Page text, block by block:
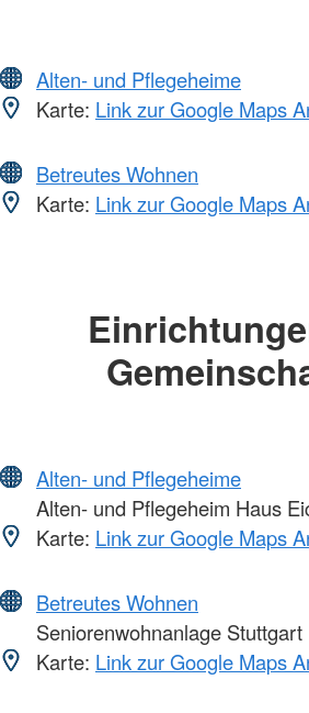
Alten- und Pflegeheime
Karte: Link zur Google Maps
Betreutes Wohnen
Karte: Link zur Google Maps
Alten- und Pflegeheime
Alten- und Pflegeheim Haus
Karte: Link zur Google Maps
Betreutes Wohnen
Seniorenwohnanlage Stuttgart
Karte: Link zur Google Maps